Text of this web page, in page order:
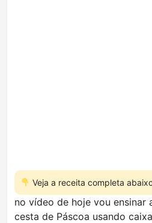
Veja a receita completa
no vídeo de hoje vou ensinar
cesta de Páscoa usando